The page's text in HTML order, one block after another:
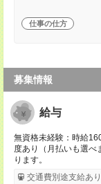
仕事の仕方
募集情報
給与
無資格未経験：時給
度あり（月払いも選
ります。
交通費別途支給あり